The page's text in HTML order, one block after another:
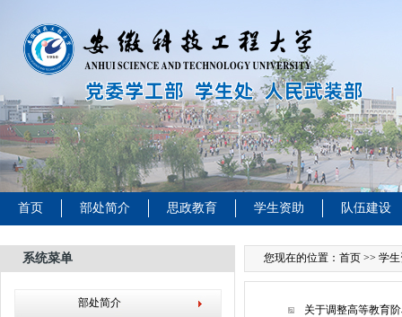
首页 部处简介 思政教育 学生资助 队伍建设
系统菜单
部处简介
您现在的位置： 首页 >> 学
关于调整高等教育